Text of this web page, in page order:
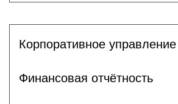
Корпоративное управление
Финансовая отчётность